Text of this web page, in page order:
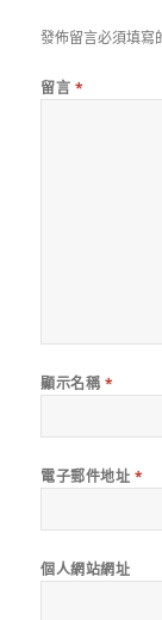
發佈留言必須填寫
留言 *
顯示名稱 *
電子郵件地址 *
個人網站網址